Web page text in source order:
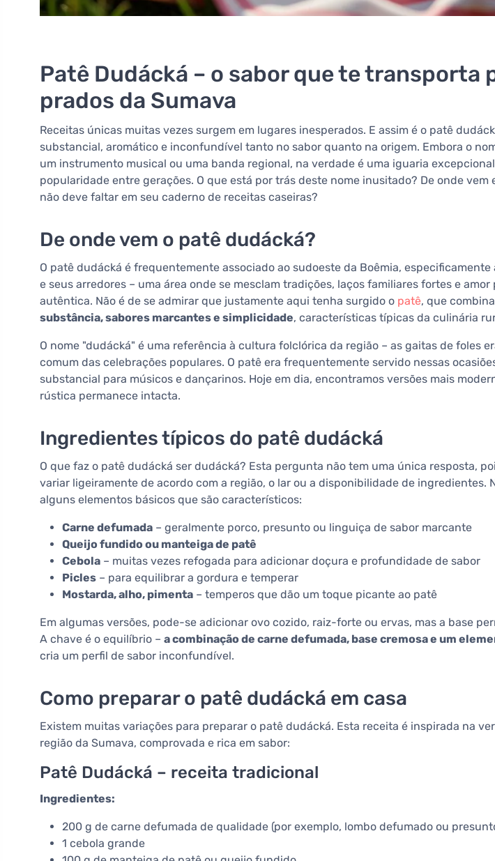
Patê Dudácká – o sabor que te transporta
prados da Sumava
Receitas únicas muitas vezes surgem em lugares inesperados. E assim é o patê
substancial, aromático e inconfundível tanto no sabor quanto na origem. Embora o
um instrumento musical ou uma banda regional, na verdade é uma iguaria
popularidade entre gerações. O que está por trás deste nome inusitado? De onde vem
não deve faltar em seu caderno de receitas caseiras?
De onde vem o patê dudácká?
O patê dudácká é frequentemente associado ao sudoeste da Boêmia, especificamente
e seus arredores – uma área onde se mesclam tradições, laços familiares fortes e amor
autêntica. Não é de se admirar que justamente aqui tenha surgido o patê, que combina
substância, sabores marcantes e simplicidade, características típicas da culinária
O nome "dudácká" é uma referência à cultura folclórica da região – as gaitas de foles
comum das celebrações populares. O patê era frequentemente servido nessas
substancial para músicos e dançarinos. Hoje em dia, encontramos versões mais
rústica permanece intacta.
Ingredientes típicos do patê dudácká
O que faz o patê dudácká ser dudácká? Esta pergunta não tem uma única resposta,
variar ligeiramente de acordo com a região, o lar ou a disponibilidade de ingredientes.
alguns elementos básicos que são característicos:
Carne defumada – geralmente porco, presunto ou linguiça de sabor marcante
Queijo fundido ou manteiga de patê
Cebola – muitas vezes refogada para adicionar doçura e profundidade de sabor
Picles – para equilibrar a gordura e temperar
Mostarda, alho, pimenta – temperos que dão um toque picante ao patê
Em algumas versões, pode-se adicionar ovo cozido, raiz-forte ou ervas, mas a base
A chave é o equilíbrio – a combinação de carne defumada, base cremosa e um
cria um perfil de sabor inconfundível.
Como preparar o patê dudácká em casa
Existem muitas variações para preparar o patê dudácká. Esta receita é inspirada na
região da Sumava, comprovada e rica em sabor:
Patê Dudácká – receita tradicional
Ingredientes:
200 g de carne defumada de qualidade (por exemplo, lombo defumado ou
1 cebola grande